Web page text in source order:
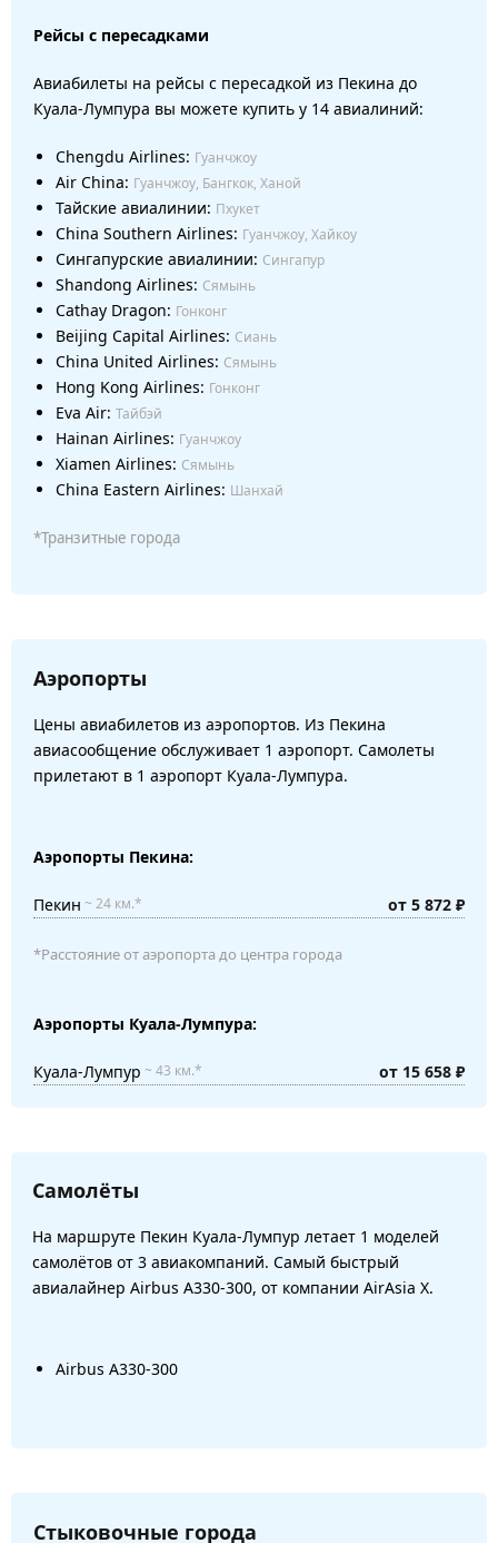
Рейсы с пересадками
Авиабилеты на рейсы с пересадкой из Пекина до
Куала-Лумпура вы можете купить у 14 авиалиний:
Chengdu Airlines: Гуанчжоу
Air China: Гуанчжоу, Бангкок, Ханой
Тайские авиалинии: Пхукет
China Southern Airlines: Гуанчжоу, Хайкоу
Сингапурские авиалинии: Сингапур
Shandong Airlines: Сямынь
Cathay Dragon: Гонконг
Beijing Capital Airlines: Сиань
China United Airlines: Сямынь
Hong Kong Airlines: Гонконг
Eva Air: Тайбэй
Hainan Airlines: Гуанчжоу
Xiamen Airlines: Сямынь
China Eastern Airlines: Шанхай
*Транзитные города
Аэропорты
Цены авиабилетов из аэропортов. Из Пекина
авиасообщение обслуживает 1 аэропорт. Самолеты
прилетают в 1 аэропорт Куала-Лумпура.
Аэропорты Пекина:
Пекин ~ 24 км.* от 5 872 ₽
*Расстояние от аэропорта до центра города
Аэропорты Куала-Лумпура:
Куала-Лумпур ~ 43 км.* от 15 658 ₽
Самолёты
На маршруте Пекин Куала-Лумпур летает 1 моделей
самолётов от 3 авиакомпаний. Самый быстрый
авиалайнер Airbus A330-300, от компании AirAsia X.
Airbus A330-300
Стыковочные города